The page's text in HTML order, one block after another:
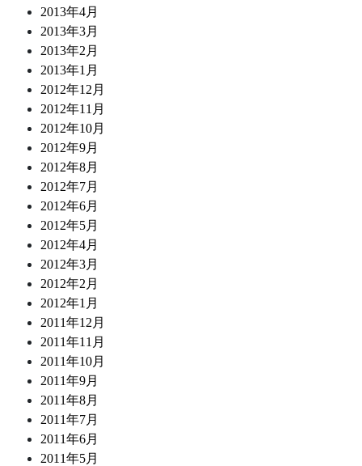
2013年4月
2013年3月
2013年2月
2013年1月
2012年12月
2012年11月
2012年10月
2012年9月
2012年8月
2012年7月
2012年6月
2012年5月
2012年4月
2012年3月
2012年2月
2012年1月
2011年12月
2011年11月
2011年10月
2011年9月
2011年8月
2011年7月
2011年6月
2011年5月